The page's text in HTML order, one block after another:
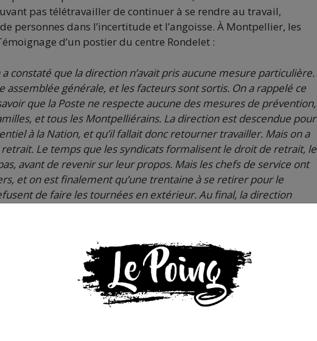
pas télétravailler de continuer à se rendre au travail,
personnes dans l’incertitude et l’angoisse. À Montpellier, les
d’un postier du centre Rondelet :
constaté que la direction n’avait pris aucune mesure particulière.
assemblée générale, et les facteurs sont sortis. On a rappelé ce
que la Poste ne respecte aucune des mesures de prévention,
et tous les Montpelliérains. La direction est descendue pour
à la Nation, et qu’il fallait donc retourner travailler. Mais on a
Le temps que les syndicats formalisent le droit de retrait, le
avant de revenir sur leur propos. Mais les chefs de service ont
et on est finalement qu’une trentaine à se retirer pour le
de faire les tournées en extérieur. Au final, la direction
un jour sur deux, mais toujours sans protection. À Malbosc
droit de retrait. »
Action
précise que la comité hygiène et sécurité exceptionnel
a été signalisé un cas de« danger grave et imminent à Rondelet,
et Coliposte ». Cette page appelle à se« battre pour notre santé
qui ne connait que […] le fouet pour nous obliger à
bien planquée pour la plupart dans leurs petits bureaux ou en